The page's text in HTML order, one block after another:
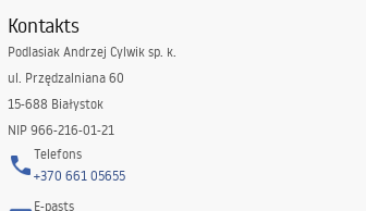
Kontakts
Podlasiak Andrzej Cylwik sp. k.
ul. Przędzalniana 60
15-688 Białystok
NIP 966-216-01-21
Telefons
+370 661 05655
E-pasts